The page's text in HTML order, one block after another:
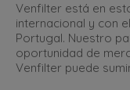
Venfilter está en
internacional y con
Portugal. Nuestro
oportunidad de
Venfilter puede